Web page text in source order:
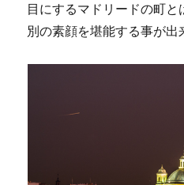
目にするマドリードの町と
別の素顔を堪能する事が出